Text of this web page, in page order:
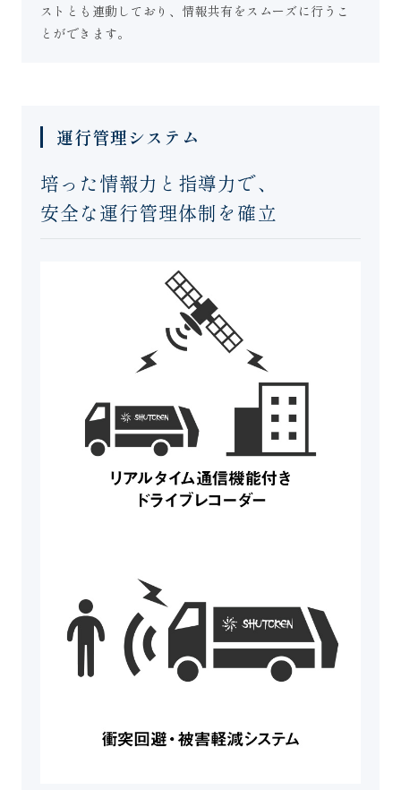
ストとも連動しており、情報共有をスムーズに行うこ
とができます。
運行管理システム
培った情報力と指導力で、
安全な運行管理体制を確立